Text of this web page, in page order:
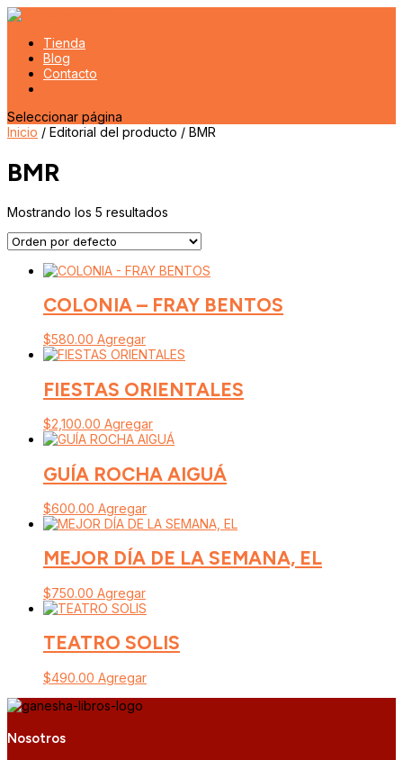
Tienda
Blog
Contacto
Seleccionar página
Inicio / Editorial del producto / BMR
BMR
Mostrando los 5 resultados
COLONIA – FRAY BENTOS
$580.00 Agregar
FIESTAS ORIENTALES
$2,100.00 Agregar
GUÍA ROCHA AIGUÁ
$600.00 Agregar
MEJOR DÍA DE LA SEMANA, EL
$750.00 Agregar
TEATRO SOLIS
$490.00 Agregar
Nosotros